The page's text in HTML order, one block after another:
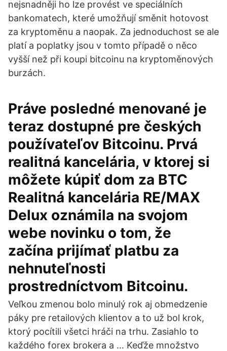
nejsnadněji ho lze provést ve speciálních
bankomatech, které umožňují směnit hotovost
za kryptoměnu a naopak. Za jednoduchost se ale
platí a poplatky jsou v tomto případě o něco
vyšší než při koupi bitcoinu na kryptoměnových
burzách.
Práve posledné menované je
teraz dostupné pre českých
používateľov Bitcoinu. Prvá
realitná kancelária, v ktorej si
môžete kúpiť dom za BTC
Realitná kancelária RE/MAX
Delux oznámila na svojom
webe novinku o tom, že
začína prijímať platbu za
nehnuteľnosti
prostredníctvom Bitcoinu.
Veľkou zmenou bolo minulý rok aj obmedzenie
páky pre retailových klientov a to už bol krok,
ktorý pocítili všetci hráči na trhu. Zasiahlo to
každého forex brokera a … Keďže množstvo